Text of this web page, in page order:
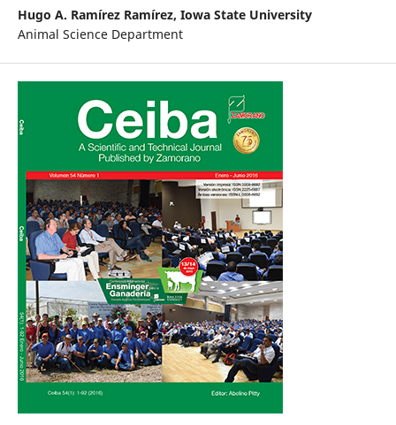
Hugo A. Ramírez Ramírez, Iowa State University
Animal Science Department